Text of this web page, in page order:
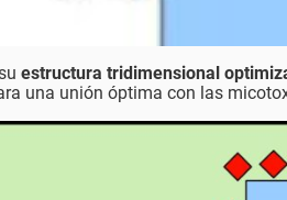
estructura tridimensional
una unión óptima con las